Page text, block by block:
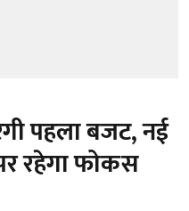
पहला बजट, नई
रहेगा फोकस